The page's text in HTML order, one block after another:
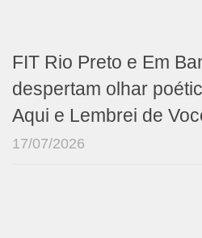
FIT Rio Preto e Em
despertam olhar
Aqui e Lembrei de
17/07/2026